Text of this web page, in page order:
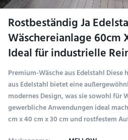
Rostbeständig Ja
Wäschereianlage 60cm
Ideal für industrielle
Premium-Wäsche aus Edelstahl
aus Edelstahl bietet eine
modernes Design, was sie sowohl für
gewerbliche Anwendungen ideal
cm x 40 cm x 30 cm und rostfestem